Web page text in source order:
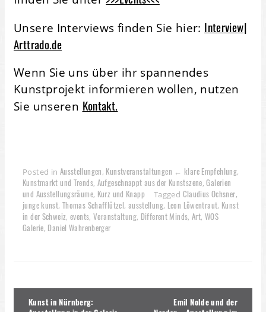
Unsere Interviews finden Sie hier: Interview|
Arttrado.de
Wenn Sie uns über ihr spannendes
Kunstprojekt informieren wollen, nutzen
Sie unseren Kontakt.
Posted in Ausstellungen, Kunstveranstaltungen ← klare Empfehlung,
Kunstmarkt und Trends, Aufgeschnappt aus der Kunstszene,Galerien
und Ausstellungsräume, Kurz und Knapp Tagged Claudius Ochsner,
junge kunst, Thomas Schafflützel, ausstellung, Leon Löwentraut, Kunst
in der Schweiz, events, Veranstaltung, Different Minds, Art, WOS
Galerie, Daniel Wahrenberger
Beitragsnavigation
Kunst in Nürnberg:
Emil Nolde und der